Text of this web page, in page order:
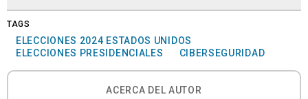
TAGS
ELECCIONES 2024 ESTADOS UNIDOS
ELECCIONES PRESIDENCIALES
CIBERSEGURIDAD
ACERCA DEL AUTOR